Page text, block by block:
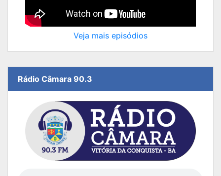
Veja mais episódios
Rádio Câmara 90.3